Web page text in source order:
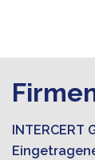
INTERCERT